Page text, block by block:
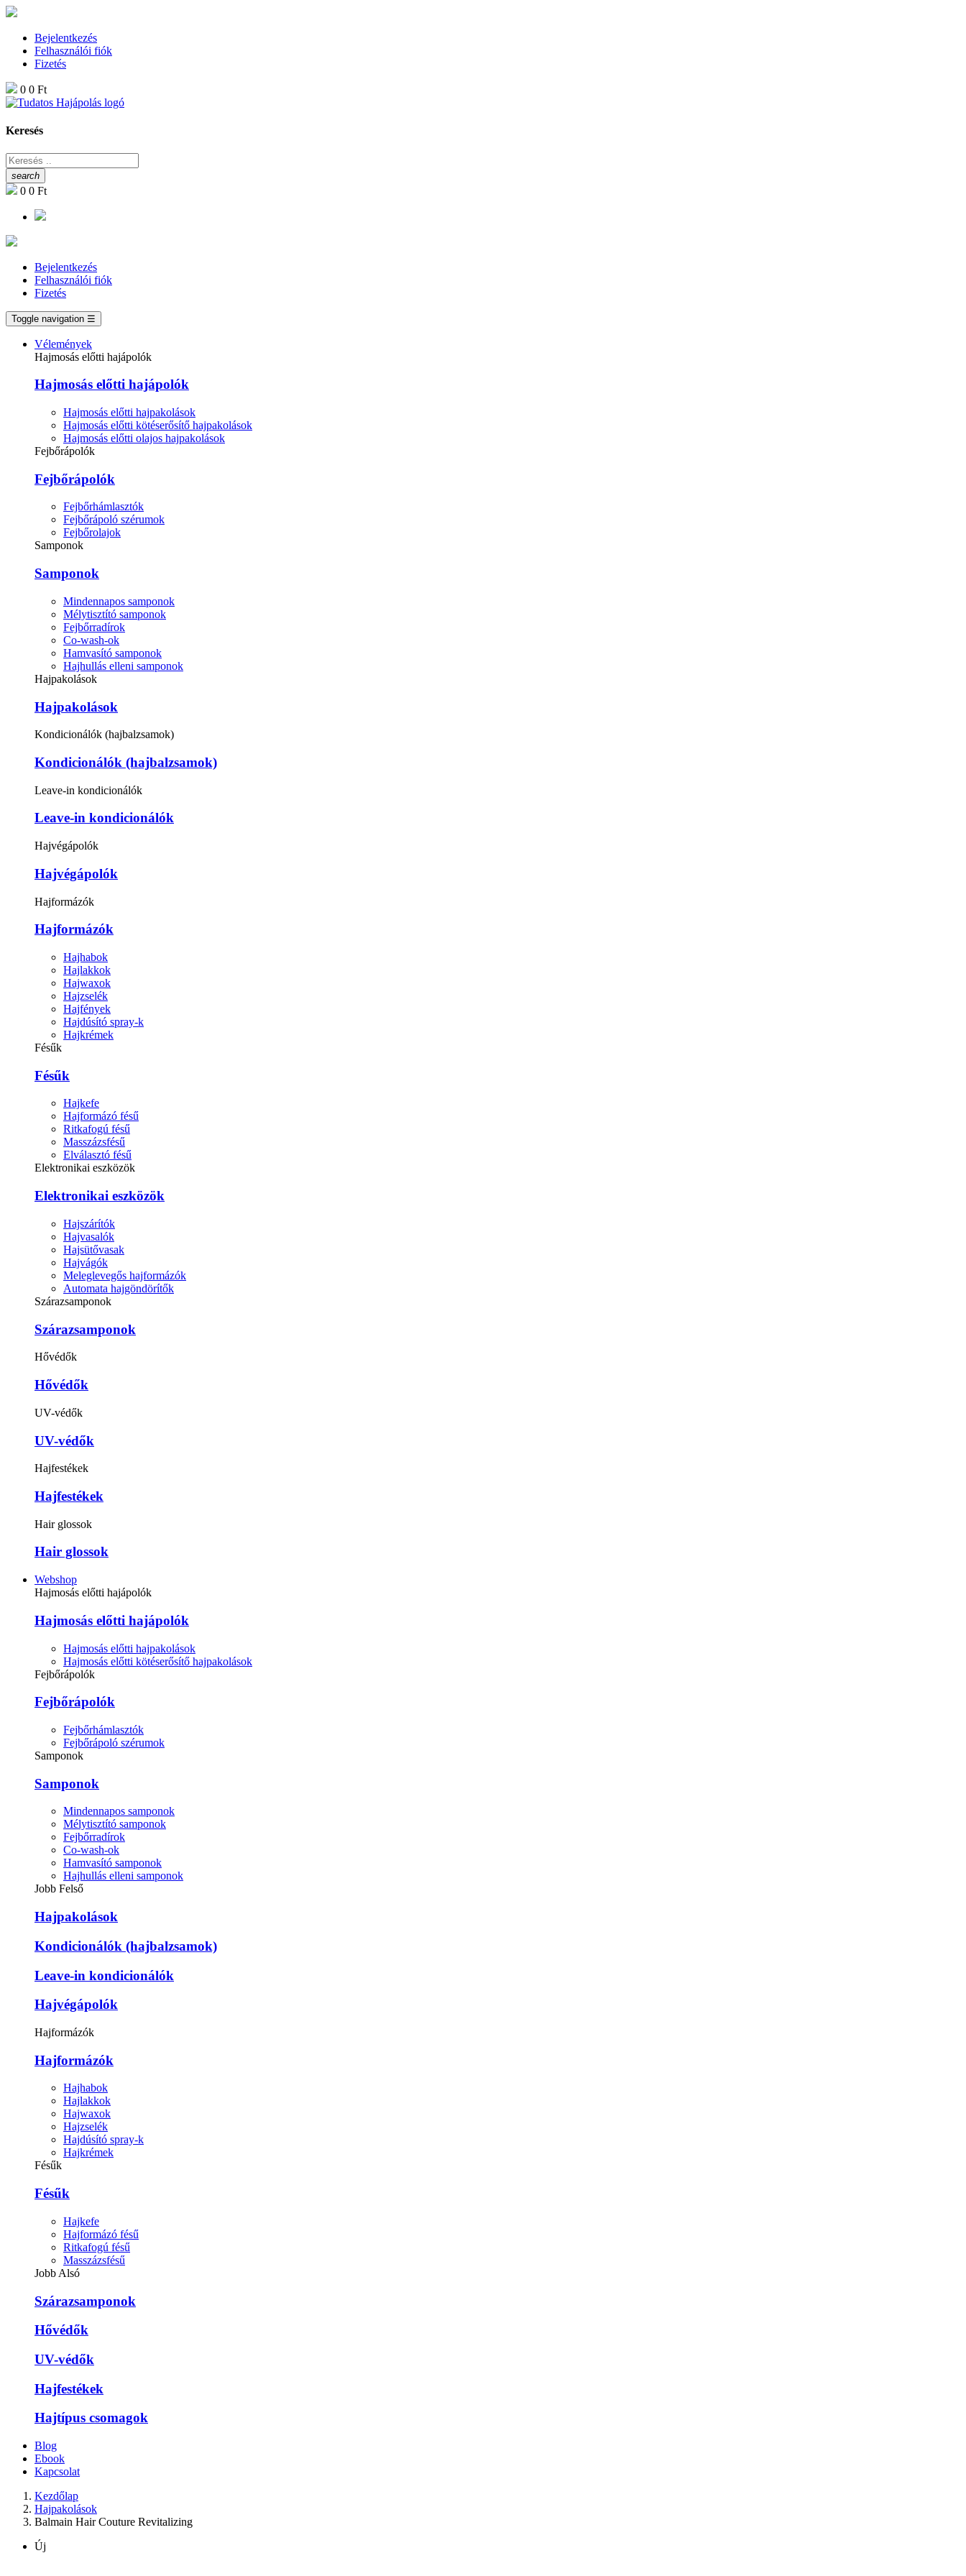
Bejelentkezés
Felhasználói fiók
Fizetés
0 0 Ft
Keresés
search
0 0 Ft
Bejelentkezés
Felhasználói fiók
Fizetés
Toggle navigation ☰
Vélemények
Hajmosás előtti hajápolók
Hajmosás előtti hajápolók
Hajmosás előtti hajpakolások
Hajmosás előtti kötéserősítő hajpakolások
Hajmosás előtti olajos hajpakolások
Fejbőrápolók
Fejbőrápolók
Fejbőrhámlasztók
Fejbőrápoló szérumok
Fejbőrolajok
Samponok
Samponok
Mindennapos samponok
Mélytisztító samponok
Fejbőrradírok
Co-wash-ok
Hamvasító samponok
Hajhullás elleni samponok
Hajpakolások
Hajpakolások
Kondicionálók (hajbalzsamok)
Kondicionálók (hajbalzsamok)
Leave-in kondicionálók
Leave-in kondicionálók
Hajvégápolók
Hajvégápolók
Hajformázók
Hajformázók
Hajhabok
Hajlakkok
Hajwaxok
Hajzselék
Hajfények
Hajdúsító spray-k
Hajkrémek
Fésűk
Fésűk
Hajkefe
Hajformázó fésű
Ritkafogú fésű
Masszázsfésű
Elválasztó fésű
Elektronikai eszközök
Elektronikai eszközök
Hajszárítók
Hajvasalók
Hajsütővasak
Hajvágók
Meleglevegős hajformázók
Automata hajgöndörítők
Szárazsamponok
Szárazsamponok
Hővédők
Hővédők
UV-védők
UV-védők
Hajfestékek
Hajfestékek
Hair glossok
Hair glossok
Webshop
Hajmosás előtti hajápolók
Hajmosás előtti hajápolók
Hajmosás előtti hajpakolások
Hajmosás előtti kötéserősítő hajpakolások
Fejbőrápolók
Fejbőrápolók
Fejbőrhámlasztók
Fejbőrápoló szérumok
Samponok
Samponok
Mindennapos samponok
Mélytisztító samponok
Fejbőrradírok
Co-wash-ok
Hamvasító samponok
Hajhullás elleni samponok
Jobb Felső
Hajpakolások
Kondicionálók (hajbalzsamok)
Leave-in kondicionálók
Hajvégápolók
Hajformázók
Hajformázók
Hajhabok
Hajlakkok
Hajwaxok
Hajzselék
Hajdúsító spray-k
Hajkrémek
Fésűk
Fésűk
Hajkefe
Hajformázó fésű
Ritkafogú fésű
Masszázsfésű
Jobb Alsó
Szárazsamponok
Hővédők
UV-védők
Hajfestékek
Hajtípus csomagok
Blog
Ebook
Kapcsolat
Kezdőlap
Hajpakolások
Balmain Hair Couture Revitalizing
Új